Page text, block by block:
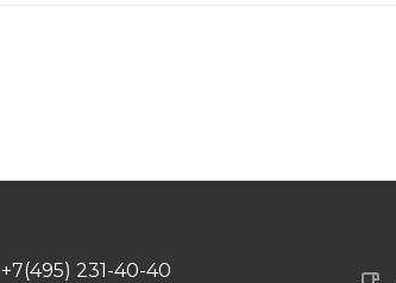
+7(495) 231-40-40